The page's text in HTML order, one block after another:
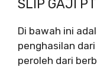
SLIP GAJI
Di bawah ini
penghasilan
peroleh dari